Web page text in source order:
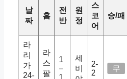
날
짜
홈
전
반
원
정
스
코
어
승/패
라
리
가
24-
라
스
팔
1
–
1
세
비
2-
2
무